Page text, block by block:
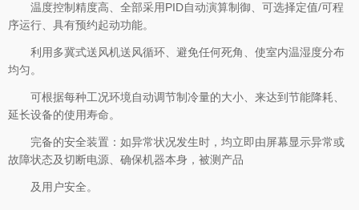
温度控制精度高、全部采用PID自动演算制御、可选择定值/可程
序运行、具有预约起动功能。
利用多冀式送风机送风循环、避免任何死角、使室内温湿度分布
均匀。
可根据每种工况环境自动调节制冷量的大小、来达到节能降耗、
延长设备的使用寿命。
完备的安全装置：如异常状况发生时，均立即由屏幕显示异常或
故障状态及切断电源、确保机器本身，被测产品
及用户安全。